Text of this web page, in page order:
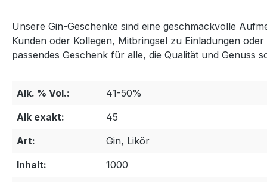
Unsere Gin-Geschenke sind eine geschmackvolle
Kunden oder Kollegen, Mitbringsel zu Einladungen
passendes Geschenk für alle, die Qualität und Genuss
Alk. % Vol.:
41-50%
Alk exakt:
45
Art:
Gin, Likör
Inhalt:
1000